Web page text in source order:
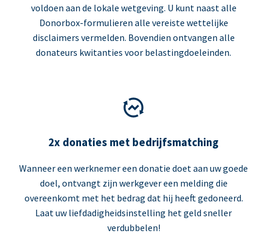
voldoen aan de lokale wetgeving. U kunt naast alle
Donorbox-formulieren alle vereiste wettelijke
disclaimers vermelden. Bovendien ontvangen alle
donateurs kwitanties voor belastingdoeleinden.
2x donaties met bedrijfsmatching
Wanneer een werknemer een donatie doet aan uw goede
doel, ontvangt zijn werkgever een melding die
overeenkomt met het bedrag dat hij heeft gedoneerd.
Laat uw liefdadigheidsinstelling het geld sneller
verdubbelen!